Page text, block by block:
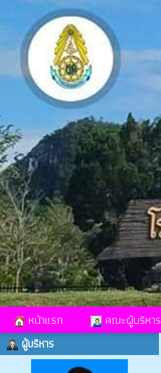
หน้าแรก คณะผู้บริหาร
ผู้บริหาร